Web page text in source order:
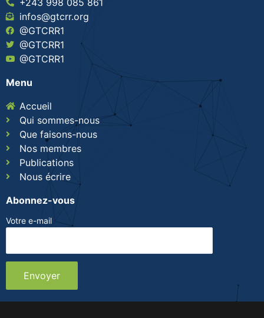
+243 998 085 861
infos@gtcrr.org
@GTCRR1
@GTCRR1
@GTCRR1
Menu
Accueil
Qui sommes-nous
Que faisons-nous
Nos membres
Publications
Nous écrire
Abonnez-vous
Votre e-mail